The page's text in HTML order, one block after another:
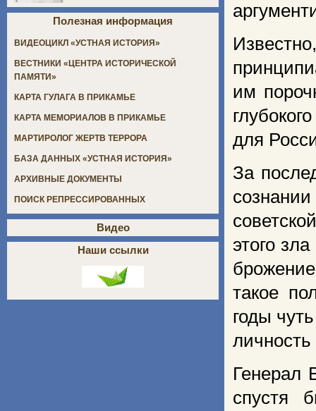
им
для
За
этого
такое
годы
Генерал
спустя
Полезная информация
ВИДЕОЦИКЛ «УСТНАЯ ИСТОРИЯ»
ВЕСТНИКИ «ЦЕНТРА ИСТОРИЧЕСКОЙ
ПАМЯТИ»
КАРТА ГУЛАГА В ПРИКАМЬЕ
КАРТА МЕМОРИАЛОВ В ПРИКАМЬЕ
МАРТИРОЛОГ ЖЕРТВ ТЕРРОРА
БАЗА ДАННЫХ «УСТНАЯ ИСТОРИЯ»
АРХИВНЫЕ ДОКУМЕНТЫ
ПОИСК РЕПРЕССИРОВАННЫХ
Видео
Наши ссылки